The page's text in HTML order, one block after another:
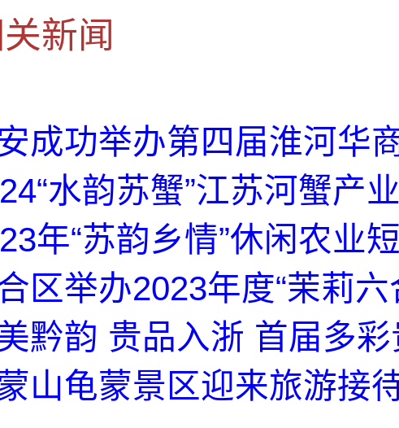
新闻
成功举办第四届淮河华
水韵苏蟹”江苏河蟹产
年“苏韵乡情”休闲农业
区举办2023年度“茉莉
黔韵 贵品入浙 首届多
山龟蒙景区迎来旅游接